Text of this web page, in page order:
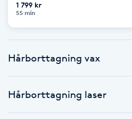
Melasma
Microshading
1 799 kr
55 min
Hårborttagning vax
Hårborttagning laser